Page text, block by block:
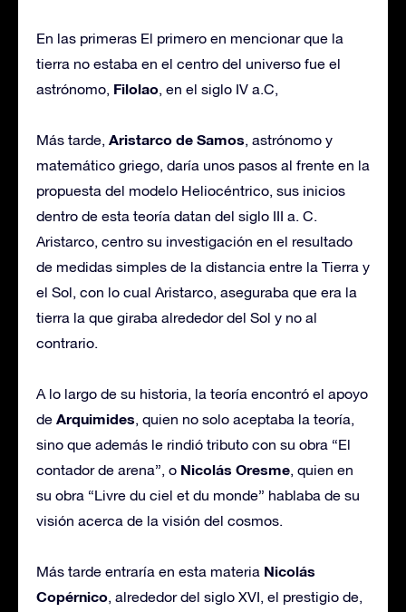
En las primeras El primero en mencionar que la
tierra no estaba en el centro del universo fue el
astrónomo, Filolao, en el siglo IV a.C,
Más tarde, Aristarco de Samos, astrónomo y
matemático griego, daría unos pasos al frente en la
propuesta del modelo Heliocéntrico, sus inicios
dentro de esta teoría datan del siglo III a. C.
Aristarco, centro su investigación en el resultado
de medidas simples de la distancia entre la Tierra y
el Sol, con lo cual Aristarco, aseguraba que era la
tierra la que giraba alrededor del Sol y no al
contrario.
A lo largo de su historia, la teoría encontró el apoyo
de Arquimides, quien no solo aceptaba la teoría,
sino que además le rindió tributo con su obra “El
contador de arena”, o Nicolás Oresme, quien en
su obra “Livre du ciel et du monde” hablaba de su
visión acerca de la visión del cosmos.
Más tarde entraría en esta materia Nicolás
Copérnico, alrededor del siglo XVI, el prestigio de,